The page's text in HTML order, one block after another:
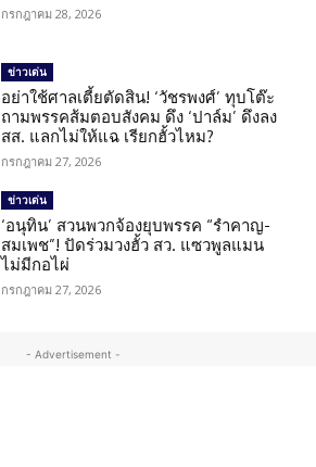
กรกฎาคม 28, 2026
ข่าวเด่น
อย่าใช้ศาลเตี้ยตัดสิน! ‘วัชรพงศ์’ ทุบโต๊ะ
ถามพรรคส้มตอบสังคม ดึง ‘ปาล์ม’ ดึงลง
สส. แลกไม่ให้แฉ เรียกฮั้วไหม?
กรกฎาคม 27, 2026
ข่าวเด่น
‘อนุทิน’ สวนพวกจ้องยุบพรรค “รำคาญ-
สมเพช”! ปัดร่วมวงฮั้ว สว. แซวพูลแมน
ไม่มีกอไผ่
กรกฎาคม 27, 2026
- Advertisement -